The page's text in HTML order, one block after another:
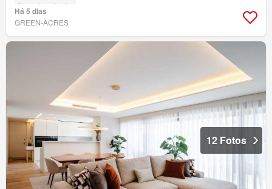
Elevador
Jardim
Há 5 dias
GREEN-ACRES
12 Fotos